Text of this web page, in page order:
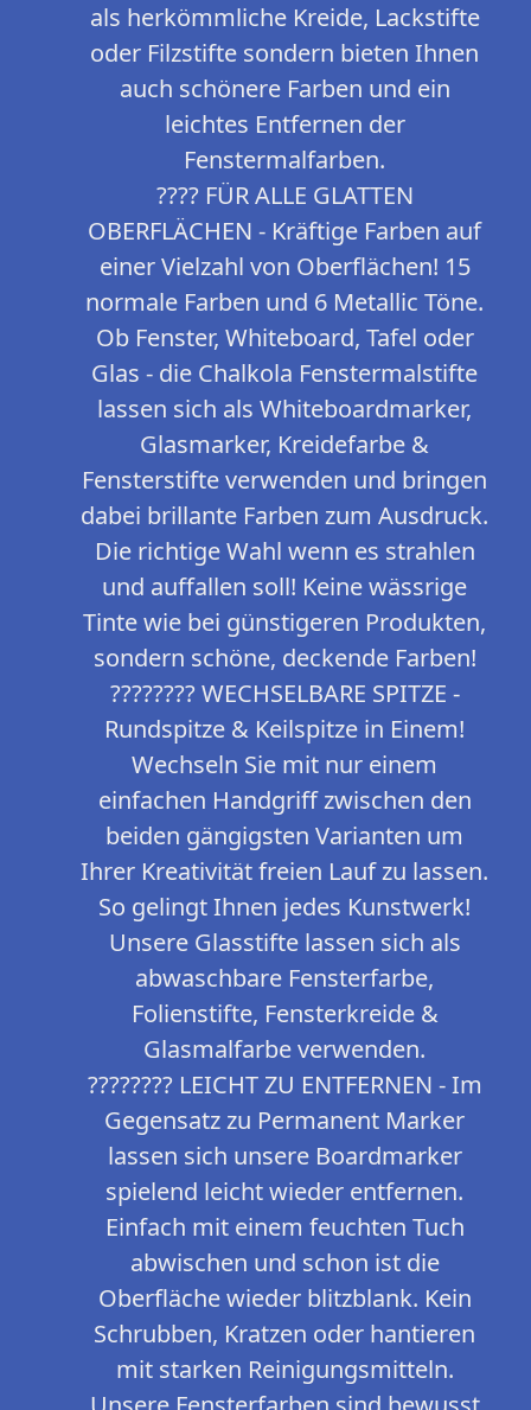
als herkömmliche Kreide, Lackstifte
oder Filzstifte sondern bieten Ihnen
auch schönere Farben und ein
leichtes Entfernen der
Fenstermalfarben.
????️ FÜR ALLE GLATTEN
OBERFLÄCHEN - Kräftige Farben auf
einer Vielzahl von Oberflächen! 15
normale Farben und 6 Metallic Töne.
Ob Fenster, Whiteboard, Tafel oder
Glas - die Chalkola Fenstermalstifte
lassen sich als Whiteboardmarker,
Glasmarker, Kreidefarbe &
Fensterstifte verwenden und bringen
dabei brillante Farben zum Ausdruck.
Die richtige Wahl wenn es strahlen
und auffallen soll! Keine wässrige
Tinte wie bei günstigeren Produkten,
sondern schöne, deckende Farben!
????‍???? WECHSELBARE SPITZE -
Rundspitze & Keilspitze in Einem!
Wechseln Sie mit nur einem
einfachen Handgriff zwischen den
beiden gängigsten Varianten um
Ihrer Kreativität freien Lauf zu lassen.
So gelingt Ihnen jedes Kunstwerk!
Unsere Glasstifte lassen sich als
abwaschbare Fensterfarbe,
Folienstifte, Fensterkreide &
Glasmalfarbe verwenden.
????‍???? LEICHT ZU ENTFERNEN - Im
Gegensatz zu Permanent Marker
lassen sich unsere Boardmarker
spielend leicht wieder entfernen.
Einfach mit einem feuchten Tuch
abwischen und schon ist die
Oberfläche wieder blitzblank. Kein
Schrubben, Kratzen oder hantieren
mit starken Reinigungsmitteln.